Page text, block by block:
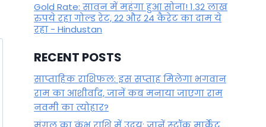
Gold Rate: सावन में महंगा हुआ सोना! 1.32 लाख
रुपये रहा गोल्ड रेट, 22 और 24 कैरेट का दाम ये
रहा - Hindustan
RECENT POSTS
साप्ताहिक राशिफल: इस सप्ताह मिलेगा भगवान
राम का आशीर्वाद, जानें कब मनाया जाएगा राम
नवमी का त्योहार?